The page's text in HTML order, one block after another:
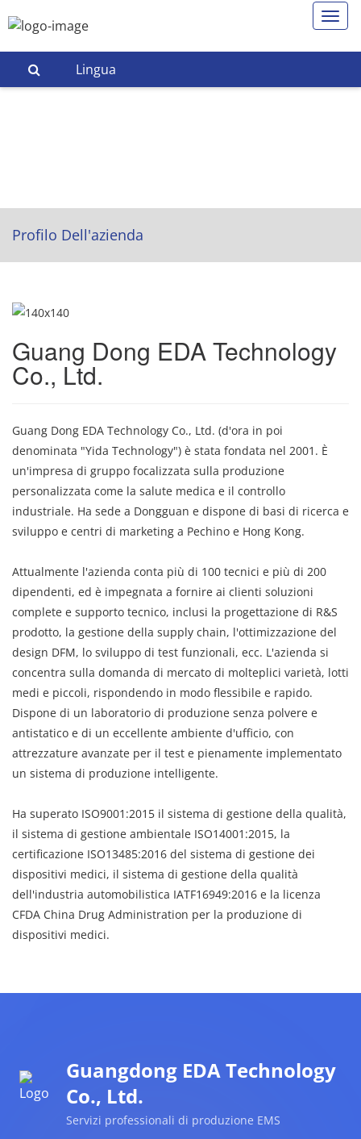
Lingua
Profilo Dell'azienda
Guang Dong EDA Technology
Co., Ltd.
Guang Dong EDA Technology Co., Ltd. (d'ora in poi
denominata "Yida Technology") è stata fondata nel 2001. È
un'impresa di gruppo focalizzata sulla produzione
personalizzata come la salute medica e il controllo
industriale. Ha sede a Dongguan e dispone di basi di ricerca e
sviluppo e centri di marketing a Pechino e Hong Kong.
Attualmente l'azienda conta più di 100 tecnici e più di 200
dipendenti, ed è impegnata a fornire ai clienti soluzioni
complete e supporto tecnico, inclusi la progettazione di R&S
prodotto, la gestione della supply chain, l'ottimizzazione del
design DFM, lo sviluppo di test funzionali, ecc. L'azienda si
concentra sulla domanda di mercato di molteplici varietà, lotti
medi e piccoli, rispondendo in modo flessibile e rapido.
Dispone di un laboratorio di produzione senza polvere e
antistatico e di un eccellente ambiente d'ufficio, con
attrezzature avanzate per il test e pienamente implementato
un sistema di produzione intelligente.
Ha superato ISO9001:2015 il sistema di gestione della qualità,
il sistema di gestione ambientale ISO14001:2015, la
certificazione ISO13485:2016 del sistema di gestione dei
dispositivi medici, il sistema di gestione della qualità
dell'industria automobilistica IATF16949:2016 e la licenza
CFDA China Drug Administration per la produzione di
dispositivi medici.
Guangdong EDA Technology
Co., Ltd.
Servizi professionali di produzione EMS